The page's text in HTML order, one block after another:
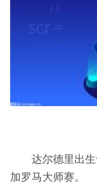
达尔德里出
加罗马大师赛。